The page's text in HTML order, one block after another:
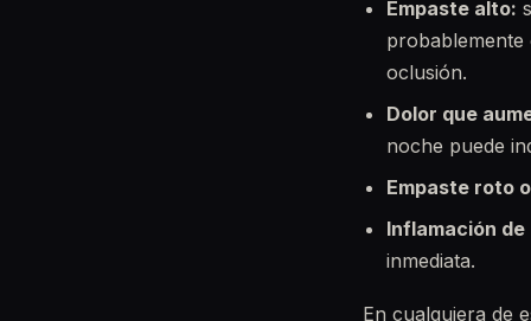
Empaste alto:
probablemente
oclusión.
Dolor que
noche puede
Empaste roto
Inflamación
inmediata.
En cualquiera de